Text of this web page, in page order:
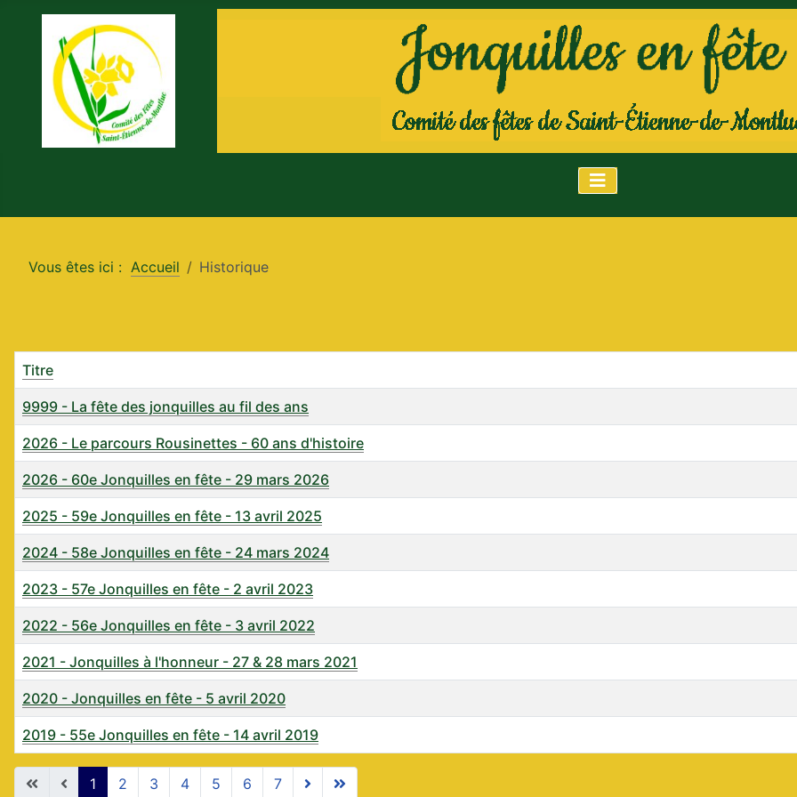
Vous êtes ici : Accueil Historique
Articles
Titre
9999 - La fête des jonquilles au fil des ans
2026 - Le parcours Rousinettes - 60 ans d'histoire
2026 - 60e Jonquilles en fête - 29 mars 2026
2025 - 59e Jonquilles en fête - 13 avril 2025
2024 - 58e Jonquilles en fête - 24 mars 2024
2023 - 57e Jonquilles en fête - 2 avril 2023
2022 - 56e Jonquilles en fête - 3 avril 2022
2021 - Jonquilles à l'honneur - 27 & 28 mars 2021
2020 - Jonquilles en fête - 5 avril 2020
2019 - 55e Jonquilles en fête - 14 avril 2019
1 2 3 4 5 6 7